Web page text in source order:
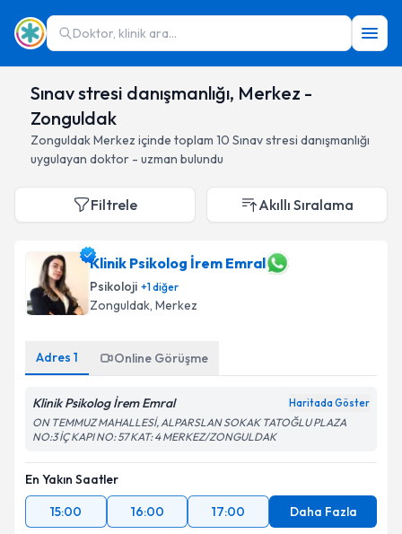
Doktor, klinik ara...
Sınav stresi danışmanlığı, Merkez -
Zonguldak
ZonguldakMerkez içinde toplam 10 Sınav stresi danışmanlığı
uygulayan doktor - uzman bulundu
Filtrele Akıllı Sıralama
Klinik Psikolog İrem Emral
Psikoloji +1diğer
Zonguldak, Merkez
Adres 1 Online Görüşme
Klinik Psikolog İrem Emral Haritada Göster
ON TEMMUZ MAHALLESİ, ALPARSLAN SOKAK TATOĞLU PLAZA
NO:3 İÇ KAPI NO: 57 KAT: 4 MERKEZ/ZONGULDAK
En Yakın Saatler
15:00
16:00 17:00 Daha Fazla